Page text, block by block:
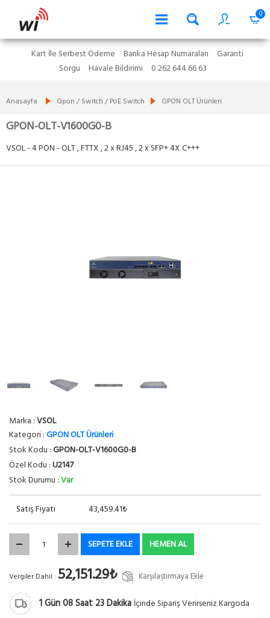
0
Kart İle Serbest Ödeme Banka Hesap Numaraları
Garanti
Sorgu
Havale Bildirimi 0 262 644 66 63
Anasayfa Gpon / Switch / PoE Switch GPON OLT Ürünleri
GPON-OLT-V1600G0-B
VSOL - 4 PON - OLT , FTTX , 2 x RJ45 , 2 x SFP+ 4X C+++
Marka :VSOL
Kategori :GPON OLT Ürünleri
Stok Kodu :GPON-OLT-V1600G0-B
Özel Kodu :U2147
Stok Durumu :Var
Satış Fiyatı 43,459.41₺
SEPETE EKLE HEMEN AL
Vergiler Dahil : 52,151.29₺ Karşılaştırmaya Ekle
1Gün08Saat 23Dakika İçinde Sipariş Verirseniz Kargoda